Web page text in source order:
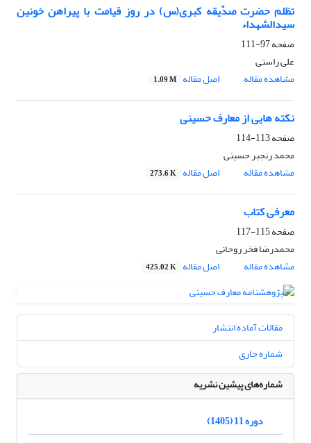
تظلم حضرت صدّیقه کبری(س) در روز قیامت با پیراهن خونین
سیدالشهداء
صفحه97-111
علی راستی
مشاهده مقاله
اصل مقاله 1.09 M
نکته هایی از معارف حسینی
صفحه113-114
محمد رنجبر حسینی
مشاهده مقاله
اصل مقاله 273.6 K
معرفی کتاب
صفحه115-117
محمدرضا فخر روحانی
مشاهده مقاله
اصل مقاله 425.02 K
مقالات آماده انتشار
شماره جاری
شماره‌های پیشین نشریه
دوره 11 (1405)